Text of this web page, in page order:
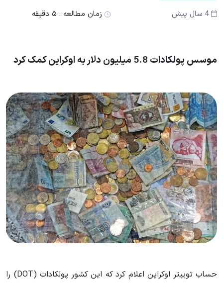
4 سال پیش
زمان مطالعه : ۵ دقیقه
موسس پولکادات 5.8 میلیون دلار به اوکراین کمک کرد
حساب توییتر اوکراین اعلام کرد که این کشور پولکادات (DOT) را